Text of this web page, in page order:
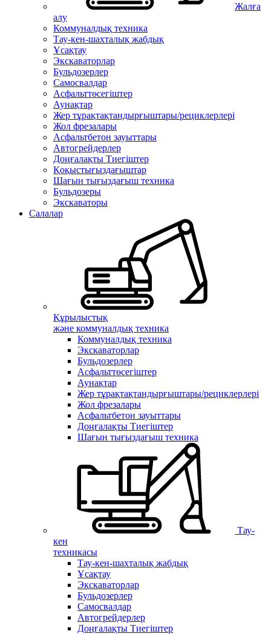
Жалға
алу
Коммуналдық техника
Тау-кен-шахталық жабдық
Ұсақтау
Экскаваторлар
Бульдозерлер
Самосвалдар
Асфальттөсегіштер
Аунақтар
Жер тұрақтақтандырғыштары/рециклерлері
Жол фрезалары
Асфальтбетон зауыттары
Автогрейдерлер
Доңғалақты Тиегіштер
Қоқыстығыздағыштар
Шағын тығыздағыш техника
Бульдозеры
Экскаваторы
Салалар
Құрылыстық
және коммуналдық техника
Коммуналдық техника
Экскаваторлар
Бульдозерлер
Асфальттөсегіштер
Аунақтар
Жер тұрақтақтандырғыштары/рециклерлері
Жол фрезалары
Асфальтбетон зауыттары
Доңғалақты Тиегіштер
Шағын тығыздағыш техника
Тау-
кен
техникасы
Тау-кен-шахталық жабдық
Ұсақтау
Экскаваторлар
Бульдозерлер
Самосвалдар
Автогрейдерлер
Доңғалақты Тиегіштер